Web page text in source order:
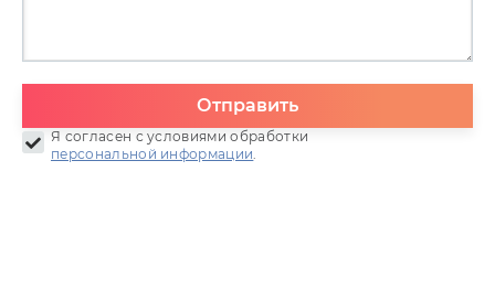
Отправить
Я согласен с условиями обработки
персональной информации